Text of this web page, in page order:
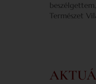
Természet